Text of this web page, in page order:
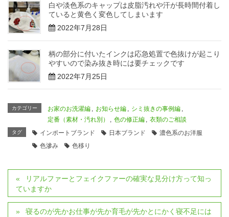
白や淡色系のキャップは皮脂汚れや汗が長時間付着し
ていると黄色く変色してしまいます
2022年7月28日
柄の部分に付いたインクは応急処置で色抜けが起こり
やすいので染み抜き時には要チェックです
2022年7月25日
カテゴリー お家のお洗濯編 , お知らせ編 , シミ抜きの事例編 ,
定番（素材・汚れ別）
, 色の修正編 , 衣類のご相談
タグ インポートブランド 日本ブランド
濃色系のお洋服
色滲み
色移り
リアルファーとフェイクファーの確実な見分け方って知っ
ていますか
寝るのが先かお仕事が先か育毛が先かとにかく寝不足には